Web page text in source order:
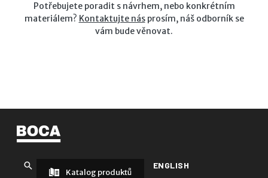
Potřebujete poradit s návrhem, nebo konkrétním
materiálem? Kontaktujte násprosím, náš odborník se
vám bude věnovat.
ENGLISH
Katalog produktů